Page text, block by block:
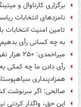
برگزاری کارناوال و
نامزدهای انتخابات
تامین امنیت انتخابات با همراهی
به چه کسانی رأی بدهیم
میراحمدی: ۲۵۰ هزار نفر وظیفه تأمین امنیت انتخابات را بر عهده دارند
رأی دادن ما چه کمکی
همزادپنداری
صالحی: اگر سرنوشت
این حق، واگذار کردنی